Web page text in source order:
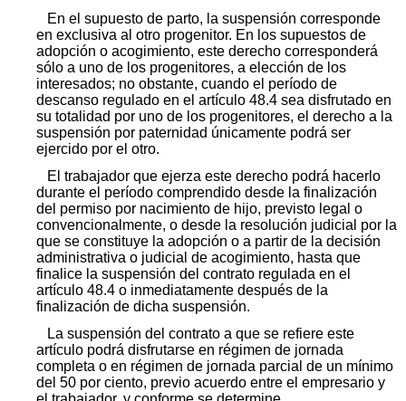
En el supuesto de parto, la suspensión corresponde
en exclusiva al otro progenitor. En los supuestos de
adopción o acogimiento, este derecho corresponderá
sólo a uno de los progenitores, a elección de los
interesados; no obstante, cuando el período de
descanso regulado en el artículo 48.4 sea disfrutado en
su totalidad por uno de los progenitores, el derecho a la
suspensión por paternidad únicamente podrá ser
ejercido por el otro.
El trabajador que ejerza este derecho podrá hacerlo
durante el período comprendido desde la finalización
del permiso por nacimiento de hijo, previsto legal o
convencionalmente, o desde la resolución judicial por la
que se constituye la adopción o a partir de la decisión
administrativa o judicial de acogimiento, hasta que
finalice la suspensión del contrato regulada en el
artículo 48.4 o inmediatamente después de la
finalización de dicha suspensión.
La suspensión del contrato a que se refiere este
artículo podrá disfrutarse en régimen de jornada
completa o en régimen de jornada parcial de un mínimo
del 50 por ciento, previo acuerdo entre el empresario y